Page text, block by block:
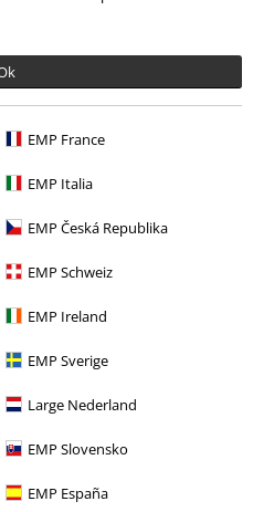
EMP France
EMP Italia
EMP Česká Republika
EMP Schweiz
EMP Ireland
EMP Sverige
Large Nederland
EMP Slovensko
EMP España
Gonne